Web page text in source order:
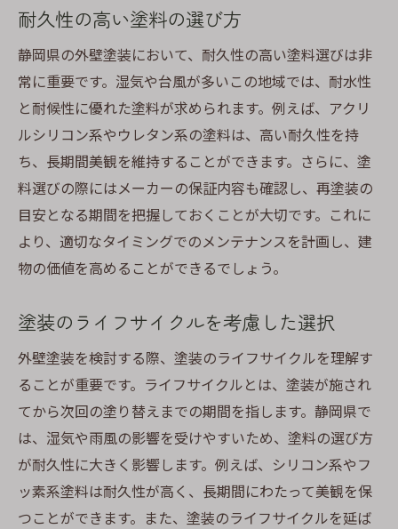
耐久性の高い塗料の選び方
静岡県の外壁塗装において、耐久性の高い塗料選びは非
常に重要です。湿気や台風が多いこの地域では、耐水性
と耐候性に優れた塗料が求められます。例えば、アクリ
ルシリコン系やウレタン系の塗料は、高い耐久性を持
ち、長期間美観を維持することができます。さらに、塗
料選びの際にはメーカーの保証内容も確認し、再塗装の
目安となる期間を把握しておくことが大切です。これに
より、適切なタイミングでのメンテナンスを計画し、建
物の価値を高めることができるでしょう。
塗装のライフサイクルを考慮した選択
外壁塗装を検討する際、塗装のライフサイクルを理解す
ることが重要です。ライフサイクルとは、塗装が施され
てから次回の塗り替えまでの期間を指します。静岡県で
は、湿気や雨風の影響を受けやすいため、塗料の選び方
が耐久性に大きく影響します。例えば、シリコン系やフ
ッ素系塗料は耐久性が高く、長期間にわたって美観を保
つことができます。また、塗装のライフサイクルを延ば